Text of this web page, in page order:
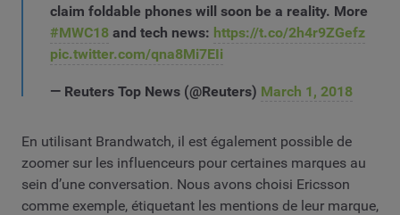
claim foldable phones will soon be a reality. More
#MWC18 and tech news: https://t.co/2h4r9ZGefz
pic.twitter.com/qna8Mi7EIi
— Reuters Top News (@Reuters) March 1, 2018
En utilisant Brandwatch, il est également possible de
zoomer sur les influenceurs pour certaines marques au
sein d’une conversation. Nous avons choisi Ericsson
comme exemple, étiquetant les mentions de leur marque,